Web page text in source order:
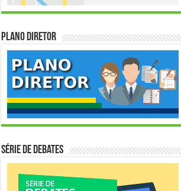
Plano Diretor
Série de Debates